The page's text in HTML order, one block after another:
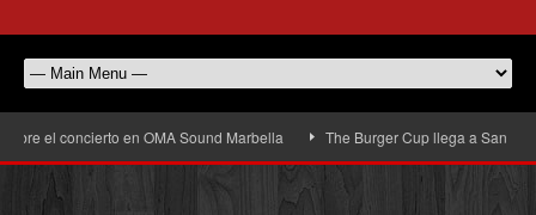
en OMA Sound Marbella The Burger Cup llega a San Pedro